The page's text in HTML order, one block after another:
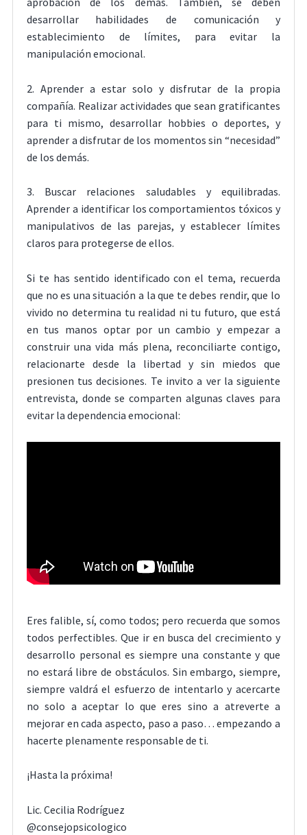
desarrollar habilidades de comunicación y
establecimiento de límites, para evitar la
manipulación emocional.
2. Aprender a estar solo y disfrutar de la propia
compañía. Realizar actividades que sean gratificantes
para ti mismo, desarrollar hobbies o deportes, y
aprender a disfrutar de los momentos sin “necesidad”
de los demás.
3. Buscar relaciones saludables y equilibradas.
Aprender a identificar los comportamientos tóxicos y
manipulativos de las parejas, y establecer límites
claros para protegerse de ellos.
Si te has sentido identificado con el tema, recuerda
que no es una situación a la que te debes rendir, que lo
vivido no determina tu realidad ni tu futuro, que está
en tus manos optar por un cambio y empezar a
construir una vida más plena, reconciliarte contigo,
relacionarte desde la libertad y sin miedos que
presionen tus decisiones. Te invito a ver la siguiente
entrevista, donde se comparten algunas claves para
evitar la dependencia emocional:
Eres falible, sí, como todos; pero recuerda que somos
todos perfectibles. Que ir en busca del crecimiento y
desarrollo personal es siempre una constante y que
no estará libre de obstáculos. Sin embargo, siempre,
siempre valdrá el esfuerzo de intentarlo y acercarte
no solo a aceptar lo que eres sino a atreverte a
mejorar en cada aspecto, paso a paso… empezando a
hacerte plenamente responsable de ti.
¡Hasta la próxima!
Lic. Cecilia Rodríguez
@consejopsicologico